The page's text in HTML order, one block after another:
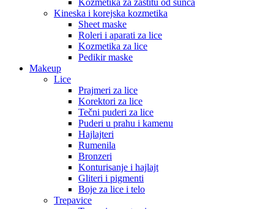
Kozmetika za zaštitu od sunca
Kineska i korejska kozmetika
Sheet maske
Roleri i aparati za lice
Kozmetika za lice
Pedikir maske
Makeup
Lice
Prajmeri za lice
Korektori za lice
Tečni puderi za lice
Puderi u prahu i kamenu
Hajlajteri
Rumenila
Bronzeri
Konturisanje i hajlajt
Gliteri i pigmenti
Boje za lice i telo
Trepavice